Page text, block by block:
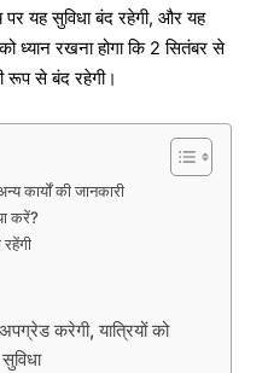
यह सुविधा बंद रहेगी, और यह
ध्यान रखना होगा कि 2 सितंबर से
रूप से बंद रहेगी।
कार्यों की जानकारी
करें?
करेगी, यात्रियों को